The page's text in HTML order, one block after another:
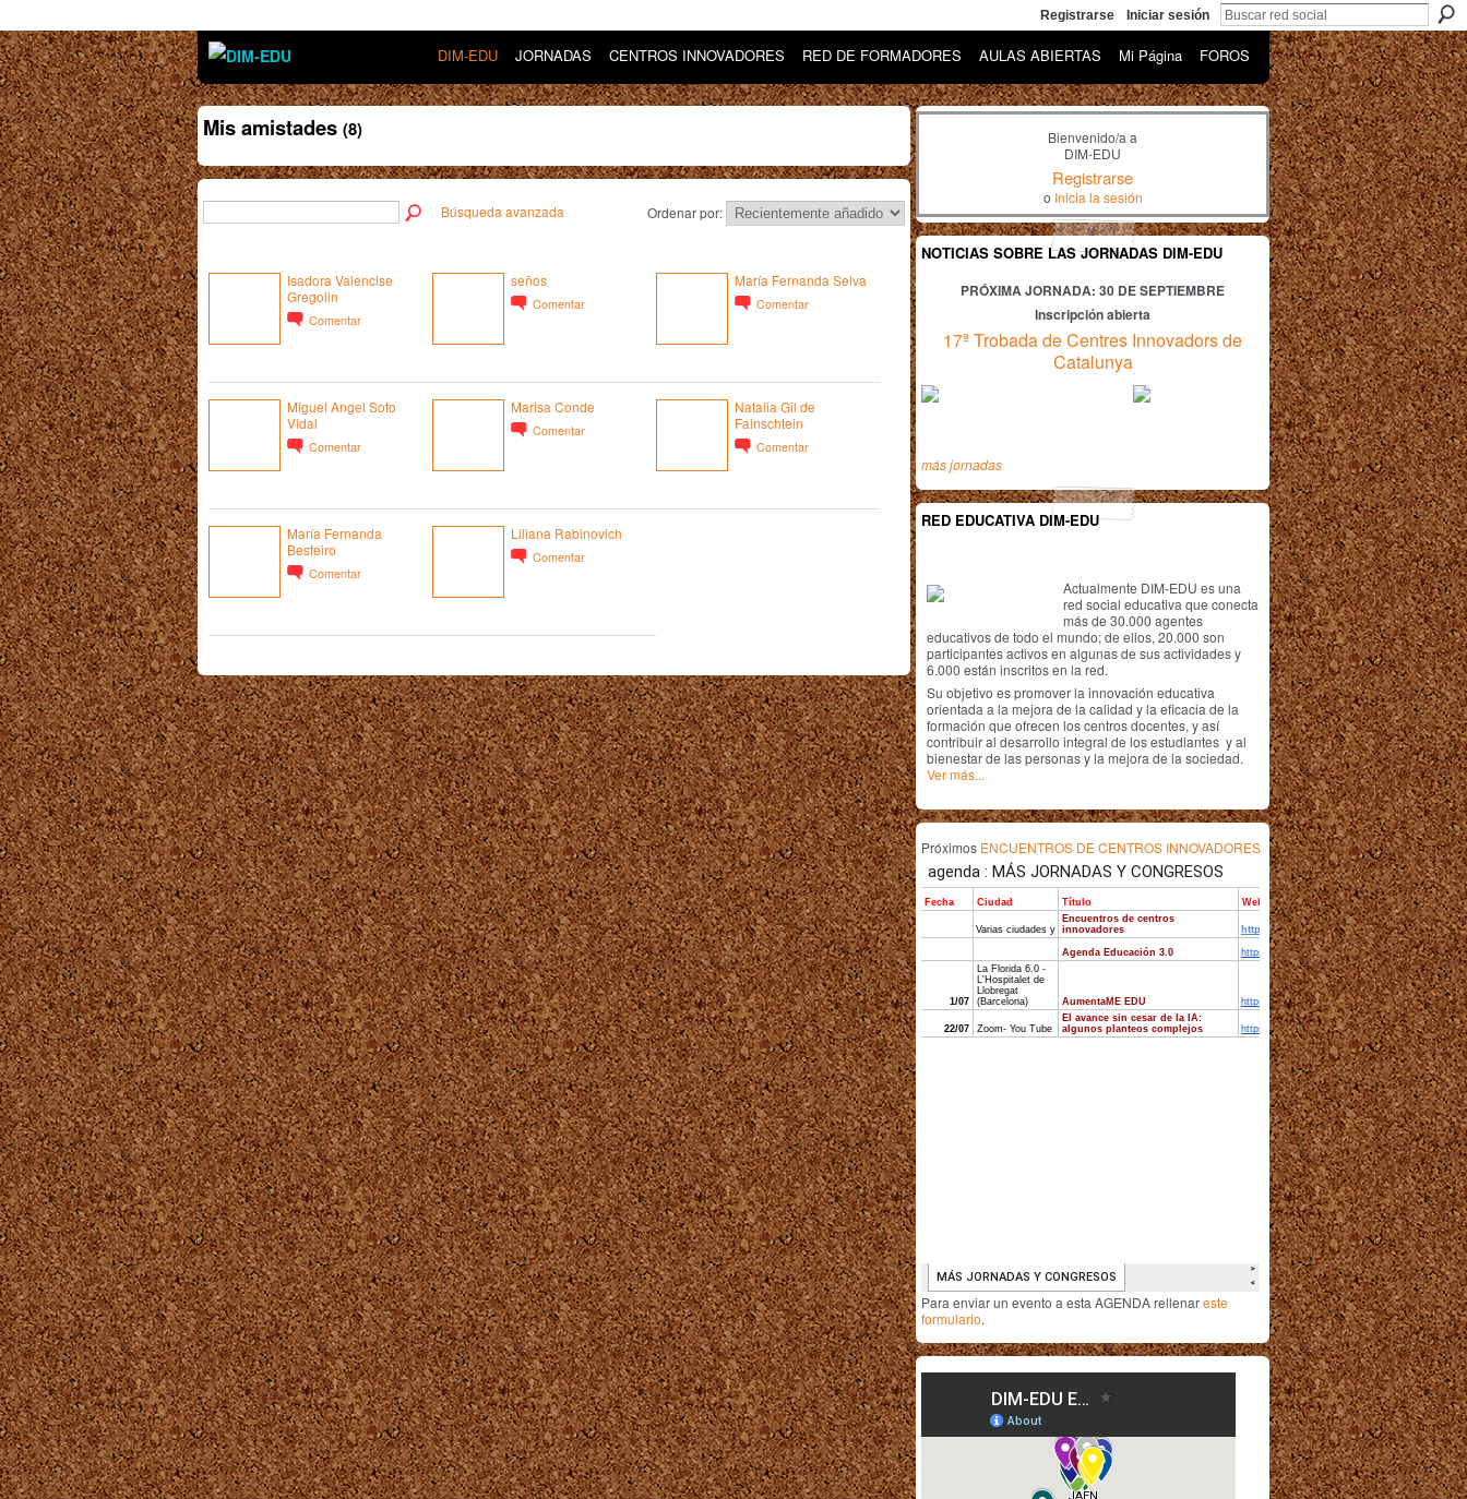
Registrarse Iniciar sesión
DIM-EDU JORNADAS CENTROS INNOVADORES RED DE FORMADORES AULAS ABIERTAS Mi Página FOROS
Mis amistades (8)
Búsqueda avanzada Ordenar por:
Isadora Valencise
Gregolin
Comentar
seños
Comentar
María Fernanda Selva
Comentar
Miguel Angel Soto
Vidal
Comentar
Marisa Conde
Comentar
Natalia Gil de
Fainschtein
Comentar
María Fernanda
Besteiro
Comentar
Liliana Rabinovich
Comentar
Bienvenido/a a
DIM-EDU
Registrarse
o Inicia la sesión
NOTICIAS SOBRE LAS JORNADAS DIM-EDU
PRÓXIMA JORNADA: 30 DE SEPTIEMBRE
Inscripción abierta
17ª Trobada de Centres Innovadors de
Catalunya
más jornadas
RED EDUCATIVA DIM-EDU
Actualmente DIM-EDU es una
red social educativa que conecta
más de 30.000 agentes
educativos de todo el mundo; de ellos, 20.000 son
participantes activos en algunas de sus actividades y
6.000 están inscritos en la red.
Su objetivo es promover la innovación educativa
orientada a la mejora de la calidad y la eficacia de la
formación que ofrecen los centros docentes, y así
contribuir al desarrollo integral de los estudiantes y al
bienestar de las personas y la mejora de la sociedad.
Ver más...
Próximos ENCUENTROS DE CENTROS INNOVADORES
Para enviar un evento a esta AGENDA rellenareste
formulario.